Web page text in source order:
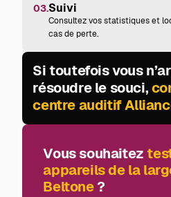
03.Suivi
Consultez vos statistiques et
cas de perte.
Si toutefois vous
résoudre le souci,
centre auditif
Vous souhaitez
appareils de la
Beltone?